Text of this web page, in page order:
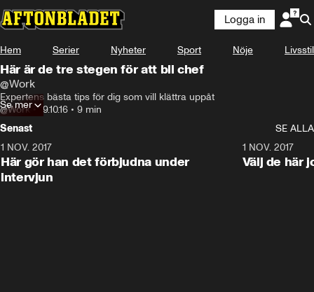
Logga in
Hem Serier Nyheter Sport Nöje Livsstil
Här är de tre stegen för att bli chef
@Work
Expertens bästa tips för dig som vill klättra uppåt
@Work•19.10.16 • 9 min
Se mer
Senast
SE ALLA
1 NOV. 2017
Här gör han det förbjudna under
intervjun
1 NOV. 2017
Välj de här